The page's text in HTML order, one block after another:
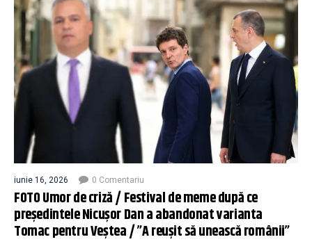
iunie 16, 2026 0 Comentariu
FOTO Umor de criză / Festival de meme după ce
președintele Nicușor Dan a abandonat varianta
Tomac pentru Veștea / ”A reușit să unească românii”